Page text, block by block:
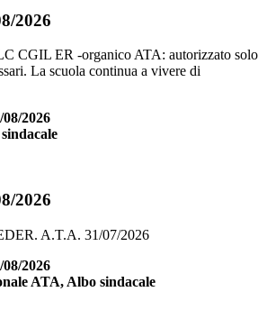
2026
CGIL ER -organico ATA: autorizzato solo
La scuola continua a vivere di
08/2026
2026
A.T.A. 31/07/2026
08/2026
ATA, Albo sindacale